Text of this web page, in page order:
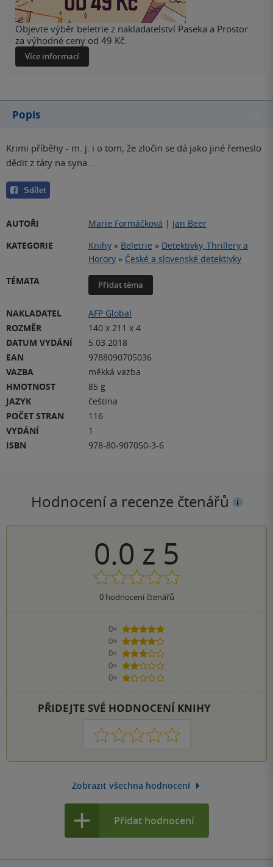
Objevte výběr beletrie z nakladatelství Paseka a Prostor
za výhodné ceny od 49 Kč.
Více informací
Popis
Krimi příběhy - m. j. i o tom, že zločin se dá jako jiné řemeslo
dědit z táty na syna...
Sdílet
AUTOŘI Marie Formáčková | Jan Beer
KATEGORIE
Knihy » Beletrie » Detektivky, Thrillery a
Horory » České a slovenské detektivky
TÉMATA
Přidat téma
NAKLADATEL
AFP Global
ROZMĚR
140 x 211 x 4
DATUM VYDÁNÍ
5.03.2018
EAN
9788090705036
VAZBA
měkká vazba
HMOTNOST
85 g
JAZYK
čeština
POČET STRAN
116
VYDÁNÍ
1
ISBN
978-80-907050-3-6
Hodnocení a recenze čtenářů
0.0 z 5
0hodnocení čtenářů
0×
5 hvězdiček
0×
4 hvězdičky
0×
3 hvězdičky
0×
2 hvězdičky
0×
1 hvezdička
PŘIDEJTE SVÉ HODNOCENÍ KNIHY
1 2 3 4 5
Zobrazit všechna hodnocení
Přidat hodnocení